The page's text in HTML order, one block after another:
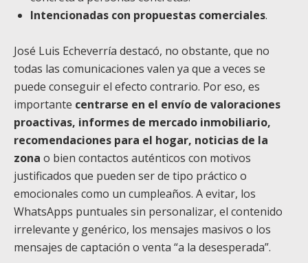
Intencionadas con propuestas comerciales.
José Luis Echeverría destacó, no obstante, que no
todas las comunicaciones valen ya que a veces se
puede conseguir el efecto contrario. Por eso, es
importante centrarse en el envío de valoraciones
proactivas, informes de mercado inmobiliario,
recomendaciones para el hogar, noticias de la
zona o bien contactos auténticos con motivos
justificados que pueden ser de tipo práctico o
emocionales como un cumpleaños. A evitar, los
WhatsApps puntuales sin personalizar, el contenido
irrelevante y genérico, los mensajes masivos o los
mensajes de captación o venta “a la desesperada”.